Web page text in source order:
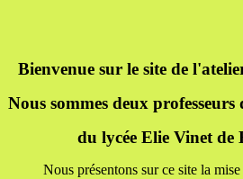
Bienvenue sur le site de
Nous sommes deux
du lycée Elie Vinet de
Nous présentons sur ce site la